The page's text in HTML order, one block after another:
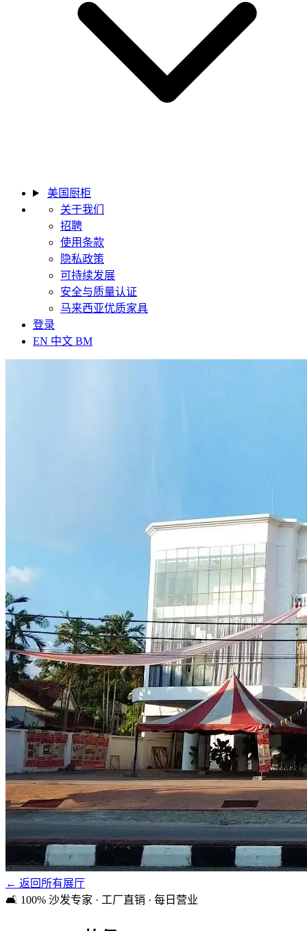
美国厨柜
关于我们
招聘
使用条款
隐私政策
可持续发展
安全与质量认证
马来西亚优质家具
登录
EN 中文 BM
← 返回所有展厅
🛋️ 100% 沙发专家 · 工厂直销 · 每日营业